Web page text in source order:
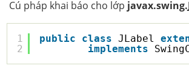
Cú pháp khai báo cho lớp
1
2
public class JLabel
implements